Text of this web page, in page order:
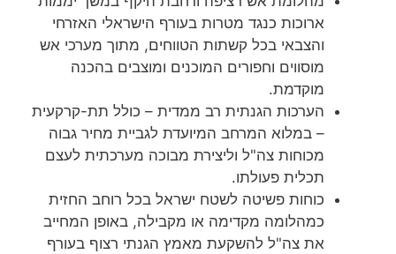
ארוכות כנגד מטרות בעורף הישראלי האזרחי
והצבאי בכל קשתות הטווחים, מתוך מערכי אש
מוסווים וחפורים המוכנים ומוצבים בהכנה
מוקדמת.
הערכות הגנתית רב ממדית – כולל תת-קרקעית
– במלוא המרחב המיועדת לגביית מחיר גבוה
מכוחות צה"ל וליצירת מבוכה מערכתית לעצם
תכלית פעולתו.
כוחות פשיטה לשטח ישראל בכל רוחב החזית
כמהלומה מקדימה או מקבילה, באופן המחייב
את צה"ל להשקעת מאמץ הגנתי רצוף בעורף